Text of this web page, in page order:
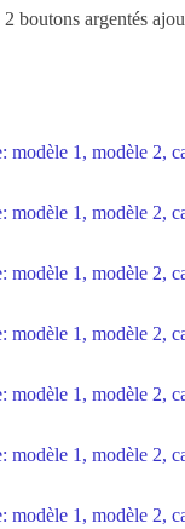
boutons argentés